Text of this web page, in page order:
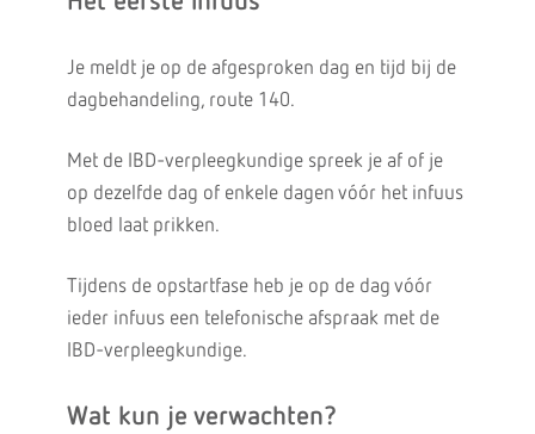
Je meldt je op de afgesproken dag en tijd bij de
dagbehandeling, route 140.
Met de IBD-verpleegkundige spreek je af of je
op dezelfde dag of enkele dagen vóór het infuus
bloed laat prikken.
Tijdens de opstartfase heb je op de dag vóór
ieder infuus een telefonische afspraak met de
IBD-verpleegkundige.
Wat kun je verwachten?